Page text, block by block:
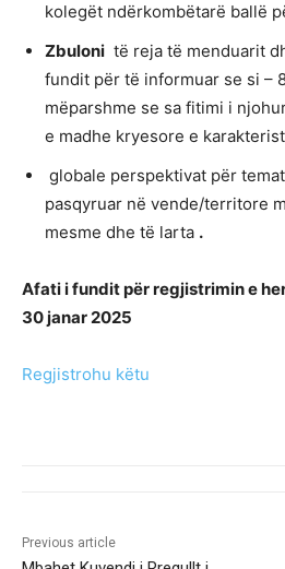
kolegët ndërkombëtarë ballë
Zbuloni të reja të menduarit
fundit për të informuar se si –
mëparshme se sa fitimi i
e madhe kryesore e
globale perspektivat për
pasqyruar në vende/territore
mesme dhe të larta .
Afati i fundit për regjistrimin e
30 janar 2025
Regjistrohu këtu
Previous article